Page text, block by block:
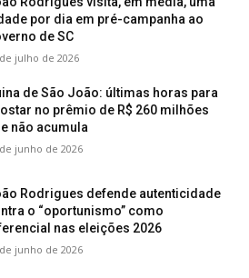
por dia em pré-campanha ao
de SC
julho de 2026
de São João: últimas horas para
no prêmio de R$ 260 milhões
não acumula
junho de 2026
Rodrigues defende autenticidade
o “oportunismo” como
nas eleições 2026
junho de 2026